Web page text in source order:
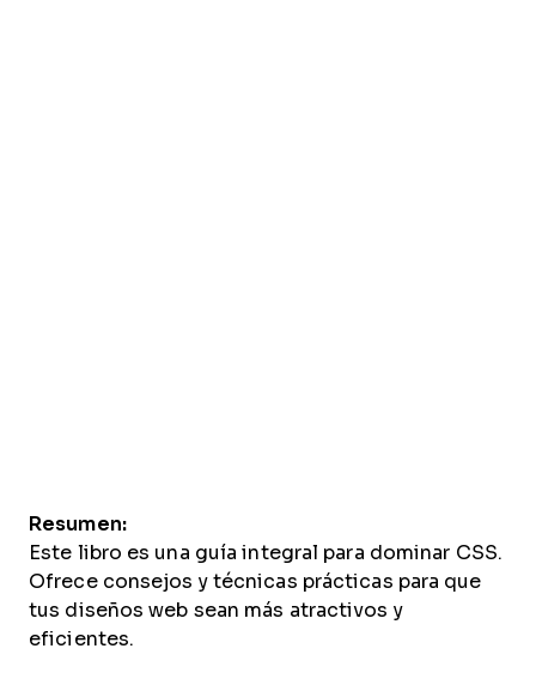
Resumen:
Este libro es una guía integral para dominar CSS.
Ofrece consejos y técnicas prácticas para que
tus diseños web sean más atractivos y
eficientes.